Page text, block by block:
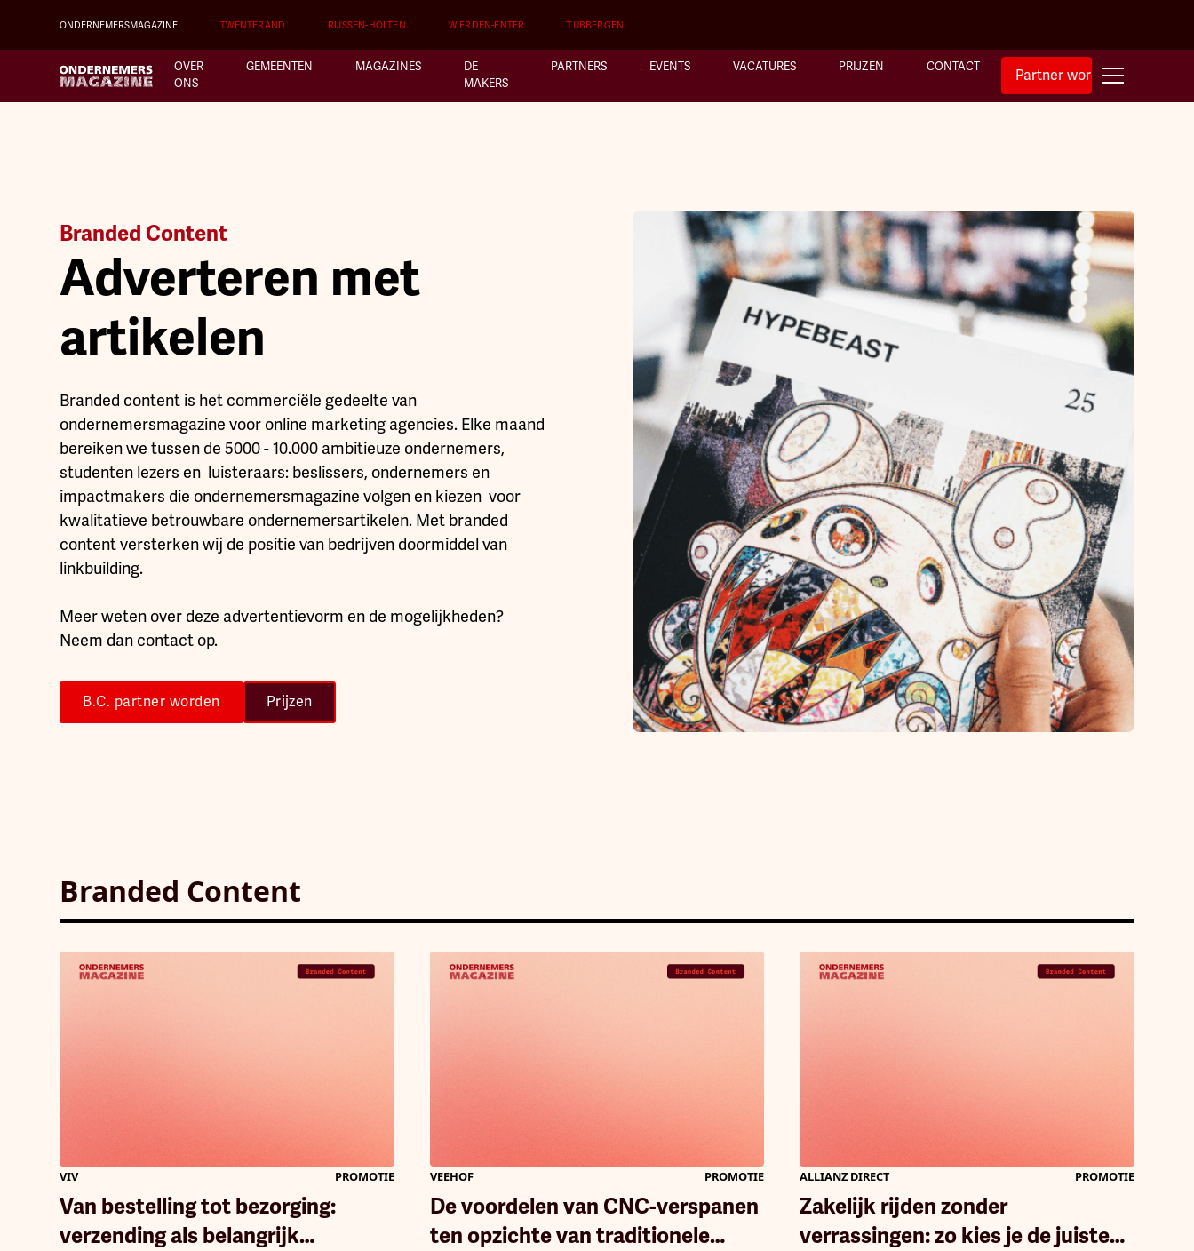
ONDERNEMERSMAGAZINE TWENTERAND RIJSSEN-HOLTEN WIERDEN-ENTER TUBBERGEN
OVER
ONS
GEMEENTEN MAGAZINES
DE
MAKERS
PARTNERS EVENTS VACATURES PRIJZEN CONTACT Partner worden
Branded Content
Adverteren met
artikelen
Branded content is het commerciële gedeelte van
ondernemersmagazine voor online marketing agencies. Elke maand
bereiken we tussen de 5000 - 10.000 ambitieuze ondernemers,
studenten lezers en luisteraars: beslissers, ondernemers en
impactmakers die ondernemersmagazine volgen en kiezen voor
kwalitatieve betrouwbare ondernemersartikelen. Met branded
content versterken wij de positie van bedrijven doormiddel van
linkbuilding.
Meer weten over deze advertentievorm en de mogelijkheden?
Neem dan contact op.
B.C. partner worden Prijzen
Branded Content
VIV PROMOTIE
Van bestelling tot bezorging:
verzending als belangrijk
VEEHOF PROMOTIE
De voordelen van CNC-verspanen
ten opzichte van traditionele
ALLIANZ DIRECT PROMOTIE
Zakelijk rijden zonder
verrassingen: zo kies je de juiste